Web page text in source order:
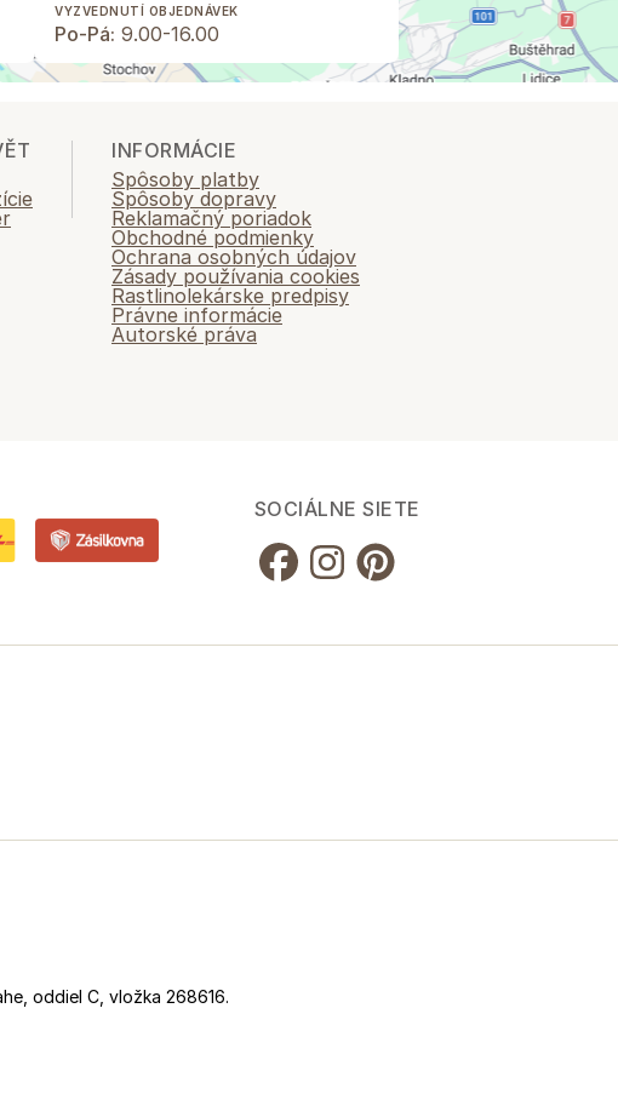
VYZVEDNUTÍ OBJEDNÁVEK
Po-Pá: 9.00-16.00
INFORMÁCIE
Spôsoby platby
Spôsoby dopravy
Reklamačný poriadok
Obchodné podmienky
Ochrana osobných údajov
Zásady používania cookies
Rastlinolekárske predpisy
Právne informácie
Autorské práva
SOCIÁLNE SIETE
oddiel C, vložka 268616.